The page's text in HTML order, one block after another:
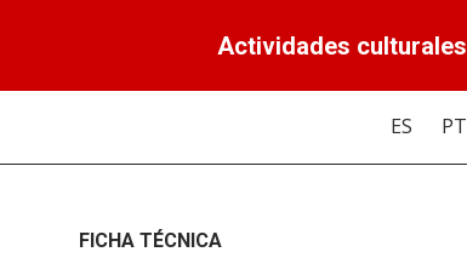
Actividades culturales
ES PT
FICHA TÉCNICA